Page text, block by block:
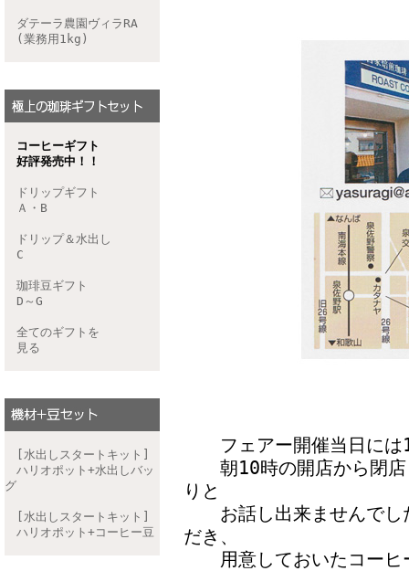
ダテーラ農園ヴィラRA
(業務用1kg)
コーヒーギフト
好評発売中！！
ドリップギフト
Ａ・B
ドリップ＆水出し
C
珈琲豆ギフト
D～G
全てのギフトを
見る
[水出しスタートキット]
ハリオポット+水出しバッ
グ
[水出しスタートキット]
ハリオポット+コーヒー豆
フェアー開催当日には
朝10時の開店から閉店
りと
お話し出来ませんでし
だき、
用意しておいたコーヒ